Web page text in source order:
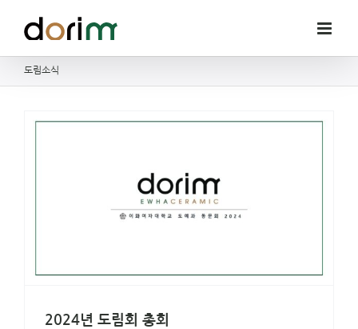
도림소식
2024년 도림회 총회